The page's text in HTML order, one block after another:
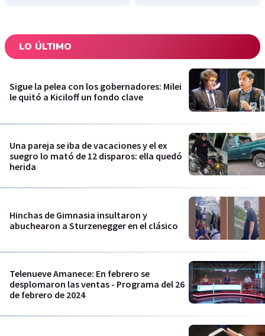
LO ÚLTIMO
Sigue la pelea con los gobernadores: Milei
le quitó a Kiciloff un fondo clave
Una pareja se iba de vacaciones y el ex
suegro lo mató de 12 disparos: ella quedó
herida
Hinchas de Gimnasia insultaron y
abuchearon a Sturzenegger en el clásico
Telenueve Amanece: En febrero se
desplomaron las ventas - Programa del 26
de febrero de 2024